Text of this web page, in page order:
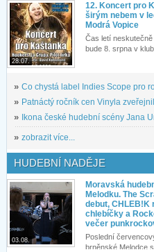
28.07.
12. Koncert pro
širým nebem v
Modrá Vopice
Čas letí
bude 8. srpna v
» Co chystá label Indies Scope pro
» Patnáctý ročník cen Vinyla
»
Ikona české hudební scény Jana
» zobrazit více...
HUDEBNÍ NADĚJE
03.08.
Moravská
Melodku. The
debut, CHLEB!K
chlebíčky a
večer
Poslední
brněnské Melodce